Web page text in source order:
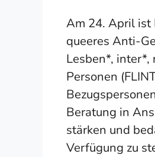
Am 24. April ist
queeres Anti-
Lesben*,
Personen
Beratung in
stärken und
Verfügung zu